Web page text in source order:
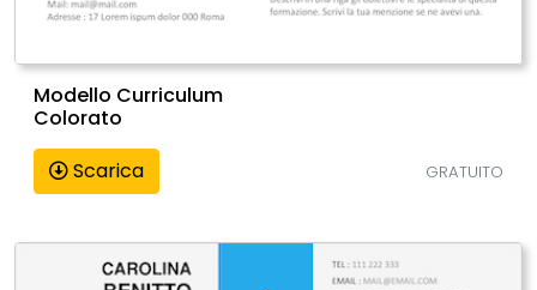
Modello Curriculum
Colorato
Scarica
GRATUITO